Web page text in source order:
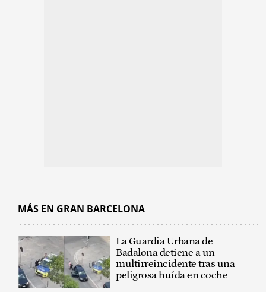
MÁS EN GRAN BARCELONA
La Guardia Urbana de
Badalona detiene a un
multirreincidente tras una
peligrosa huída en coche